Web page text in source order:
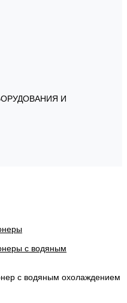
И
с водяным
с водяным охолаждением